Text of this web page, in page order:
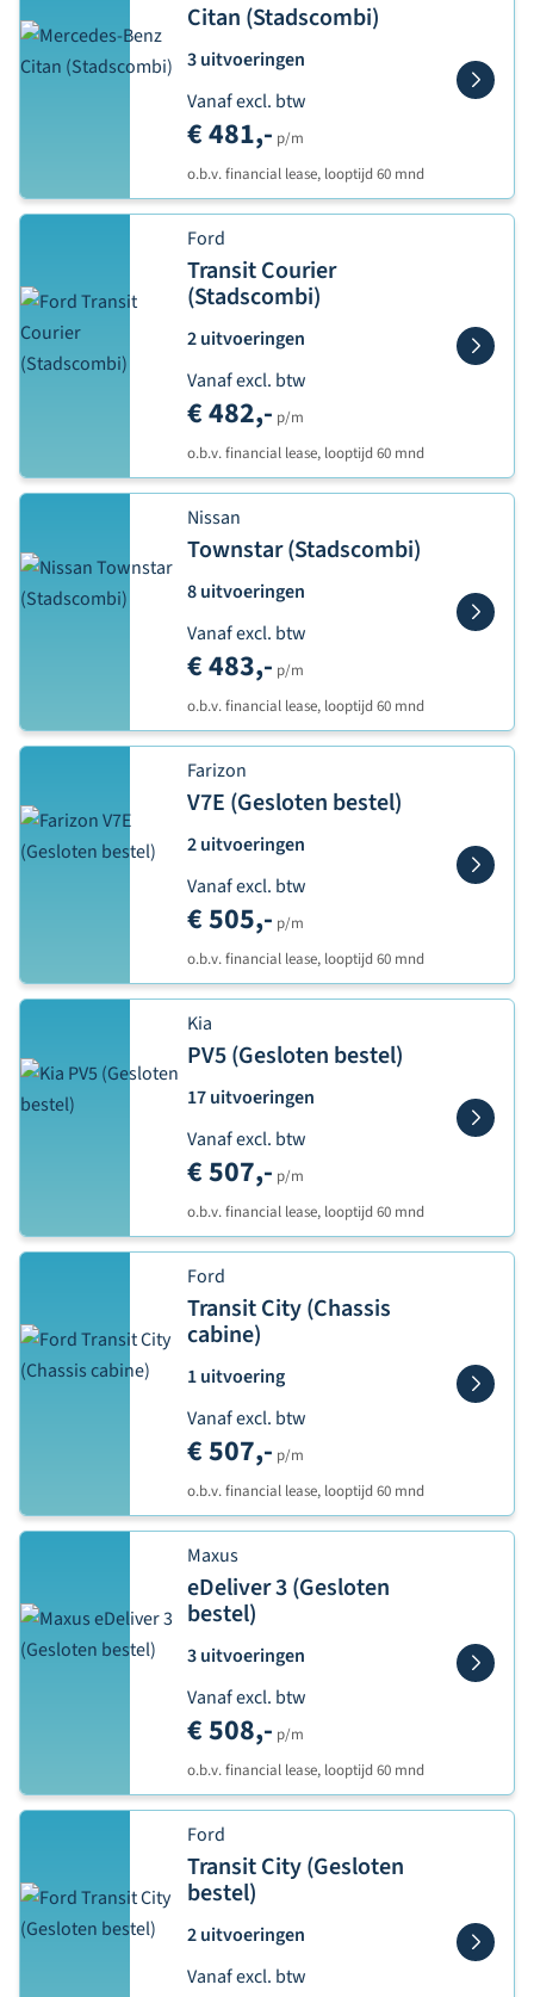
Citan (Stadscombi)
3 uitvoeringen
Vanaf excl. btw
€ 481,- p/m
o.b.v. financial lease, looptijd 60 mnd
Ford
Transit Courier
(Stadscombi)
2 uitvoeringen
Vanaf excl. btw
€ 482,- p/m
o.b.v. financial lease, looptijd 60 mnd
Nissan
Townstar (Stadscombi)
8 uitvoeringen
Vanaf excl. btw
€ 483,- p/m
o.b.v. financial lease, looptijd 60 mnd
Farizon
V7E (Gesloten bestel)
2 uitvoeringen
Vanaf excl. btw
€ 505,- p/m
o.b.v. financial lease, looptijd 60 mnd
Kia
PV5 (Gesloten bestel)
17 uitvoeringen
Vanaf excl. btw
€ 507,- p/m
o.b.v. financial lease, looptijd 60 mnd
Ford
Transit City (Chassis
cabine)
1 uitvoering
Vanaf excl. btw
€ 507,- p/m
o.b.v. financial lease, looptijd 60 mnd
Maxus
eDeliver 3 (Gesloten
bestel)
3 uitvoeringen
Vanaf excl. btw
€ 508,- p/m
o.b.v. financial lease, looptijd 60 mnd
Ford
Transit City (Gesloten
bestel)
2 uitvoeringen
Vanaf excl. btw